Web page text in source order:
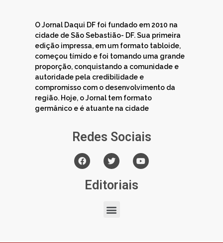
O Jornal Daqui DF foi fundado em 2010 na
cidade de São Sebastião- DF. Sua primeira
edição impressa, em um formato tabloide,
começou tímido e foi tomando uma grande
proporção, conquistando a comunidade e
autoridade pela credibilidade e
compromisso com o desenvolvimento da
região. Hoje, o Jornal tem formato
germânico e é atuante na cidade
Redes Sociais
Editoriais